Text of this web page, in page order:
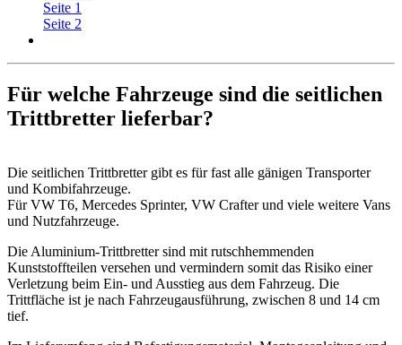
Seite 1
Seite 2
Für welche Fahrzeuge sind die seitlichen
Trittbretter lieferbar?
Die seitlichen Trittbretter gibt es für fast alle gänigen Transporter
und Kombifahrzeuge.
Für VW T6, Mercedes Sprinter, VW Crafter und viele weitere Vans
und Nutzfahrzeuge.
Die Aluminium-Trittbretter sind mit rutschhemmenden
Kunststoffteilen versehen und vermindern somit das Risiko einer
Verletzung beim Ein- und Ausstieg aus dem Fahrzeug. Die
Trittfläche ist je nach Fahrzeugausführung, zwischen 8 und 14 cm
tief.